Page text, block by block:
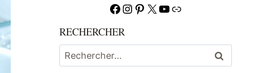
Facebook
Instagram
Pinterest
X YouTube
Lien
RECHERCHER
Rechercher :